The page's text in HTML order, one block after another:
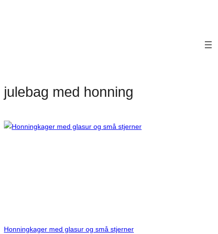
julebag med honning
Honningkager med glasur og små stjerner